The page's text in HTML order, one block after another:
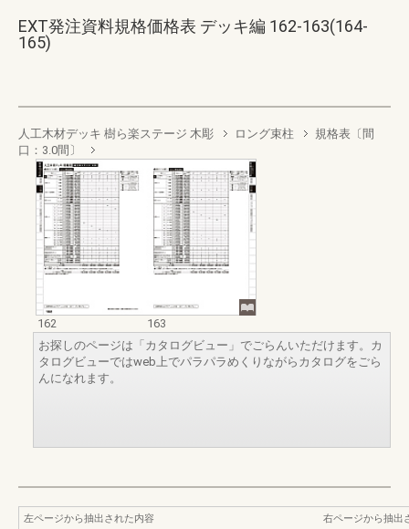
EXT発注資料規格価格表 デッキ編 162-163(164-
165)
人工木材デッキ 樹ら楽ステージ 木彫 ロング束柱
規格表〔間
口：3.0間〕
162
163
お探しのページは「カタログビュー」でごらんいただけます。カ
タログビューではweb上でパラパラめくりながらカタログをごら
んになれます。
左ページから抽出された内容
右ページから抽出